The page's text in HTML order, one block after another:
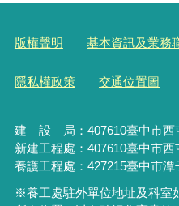
版權聲明 基本資訊及業務
隱私權政策 交通位置圖
建 設 局： 407610臺中市西
新建工程處：407610臺中市
養護工程處：427215臺中市
※養工處駐外單位地址及科室